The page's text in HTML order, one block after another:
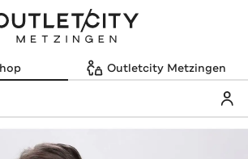
Outletcity Metzingen